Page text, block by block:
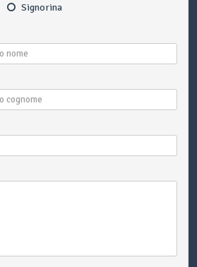
Signorina